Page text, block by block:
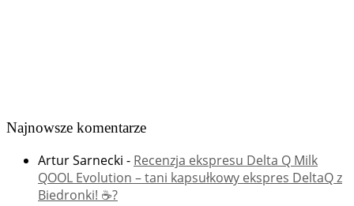
Najnowsze komentarze
Artur Sarnecki - Recenzja ekspresu Delta Q Milk
QOOL Evolution – tani kapsułkowy ekspres DeltaQ z
Biedronki! ☕️?